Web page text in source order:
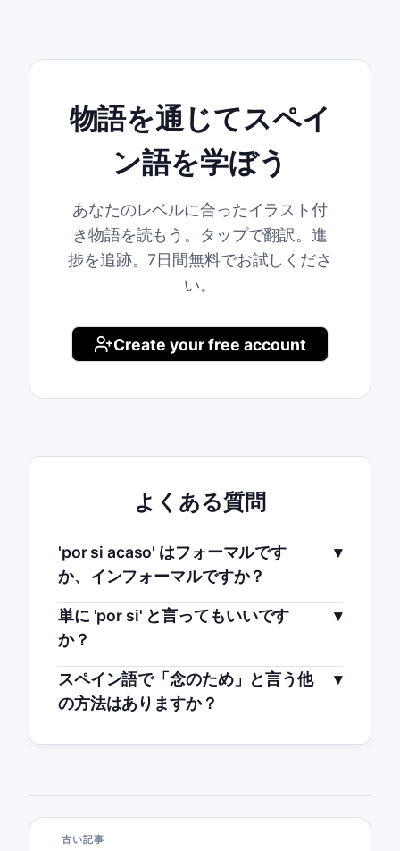
物語を通じてスペイ
ン語を学ぼう
あなたのレベルに合ったイラスト付
き物語を読もう。タップで翻訳。進
捗を追跡。7日間無料でお試しくださ
い。
Create your free account
よくある質問
'por si acaso' はフォーマルです
か、インフォーマルですか？
単に 'por si' と言ってもいいです
か？
スペイン語で「念のため」と言う他
の方法はありますか？
古い記事